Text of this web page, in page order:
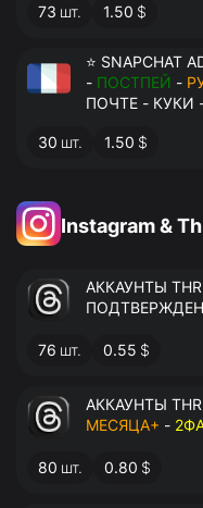
73 шт. 1.50 $
⭐ SNAPCHAT ADS
- ПОСТПЕЙ -
ПОЧТЕ - КУКИ
30 шт. 1.50 $
Instagram &
АККАУНТЫ
76 шт. 0.55 $
АККАУНТЫ
МЕСЯЦА+ -
80 шт. 0.80 $